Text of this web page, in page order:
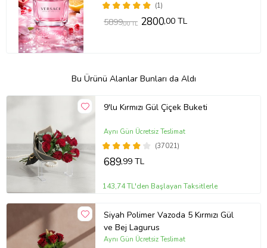
(1)
5899,00 TL 2800,00 TL
Bu Ürünü Alanlar Bunları da Aldı
9'lu Kırmızı Gül Çiçek Buketi
(37021)
Aynı Gün Ücretsiz Teslimat
689,99 TL
143,74 TL'den Başlayan Taksitlerle
Siyah Polimer Vazoda 5 Kırmızı Gül
ve Bej Lagurus
Aynı Gün Ücretsiz Teslimat